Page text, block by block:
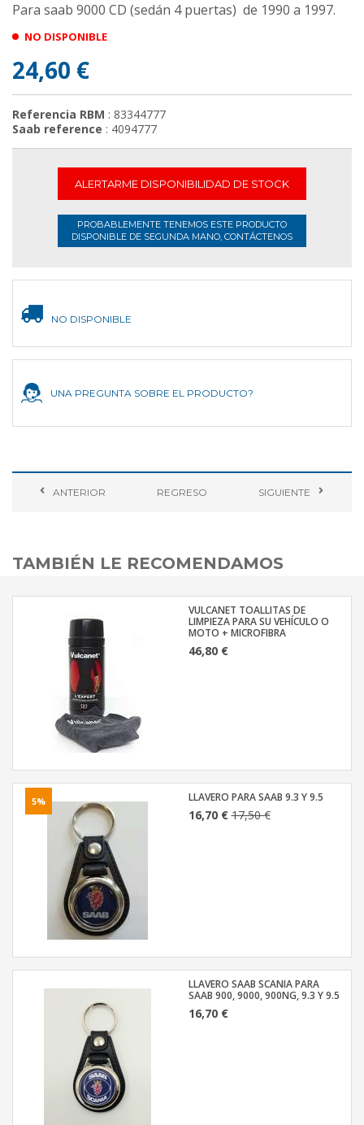
Para saab 9000 CD (sedán 4 puertas) de 1990 a 1997.
NO DISPONIBLE
24,60 €
Referencia RBM : 83344777
Saab reference : 4094777
ALERTARME DISPONIBILIDAD DE STOCK
PROBABLEMENTE TENEMOS ESTE PRODUCTO
DISPONIBLE DE SEGUNDA MANO, CONTÁCTENOS
NO DISPONIBLE
UNA PREGUNTA SOBRE EL PRODUCTO?
ANTERIOR REGRESO SIGUIENTE
TAMBIÉN LE RECOMENDAMOS
VULCANET TOALLITAS DE
LIMPIEZA PARA SU VEHÍCULO O
MOTO + MICROFIBRA
46,80 €
5% LLAVERO PARA SAAB 9.3 Y 9.5
16,70 €17,50 €
LLAVERO SAAB SCANIA PARA
SAAB 900, 9000, 900NG, 9.3 Y 9.5
16,70 €